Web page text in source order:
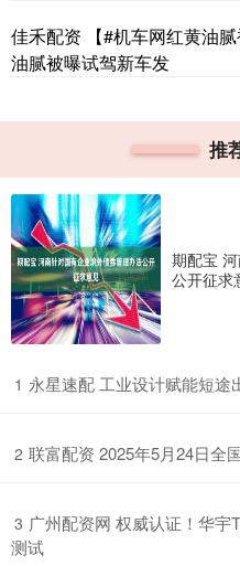
佳禾配资 【#机车网红黄油
油腻被曝试驾新车发
推
期配宝
公开征求
1 永星速配 工业设计赋能短途
2 联富配资 2025年5月24日全
3 广州配资网 权威认证！华
测试